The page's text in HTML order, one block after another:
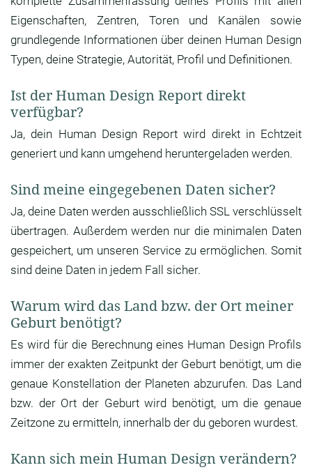
Eigenschaften, Zentren, Toren und Kanälen sowie
grundlegende Informationen über deinen Human Design
Typen, deine Strategie, Autorität, Profil und Definitionen.
Ist der Human Design Report direkt
verfügbar?
Ja, dein Human Design Report wird direkt in Echtzeit
generiert und kann umgehend heruntergeladen werden.
Sind meine eingegebenen Daten sicher?
Ja, deine Daten werden ausschließlich SSL verschlüsselt
übertragen. Außerdem werden nur die minimalen Daten
gespeichert, um unseren Service zu ermöglichen. Somit
sind deine Daten in jedem Fall sicher.
Warum wird das Land bzw. der Ort meiner
Geburt benötigt?
Es wird für die Berechnung eines Human Design Profils
immer der exakten Zeitpunkt der Geburt benötigt, um die
genaue Konstellation der Planeten abzurufen. Das Land
bzw. der Ort der Geburt wird benötigt, um die genaue
Zeitzone zu ermitteln, innerhalb der du geboren wurdest.
Kann sich mein Human Design verändern?